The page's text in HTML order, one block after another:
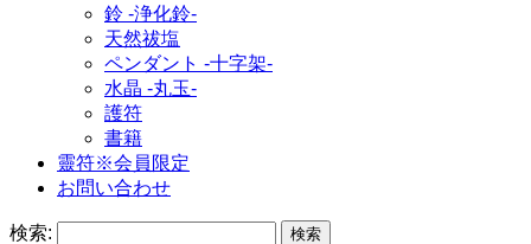
鈴 ‐浄化鈴‐
天然祓塩
ペンダント -十字架-
水晶 -丸玉-
護符
書籍
靈符※会員限定
お問い合わせ
検索: